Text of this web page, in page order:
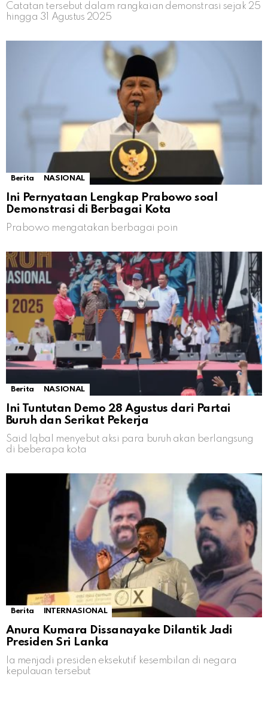
Catatan tersebut dalam rangkaian demonstrasi sejak 25
hingga 31 Agustus 2025
Berita NASIONAL
Ini Pernyataan Lengkap Prabowo soal
Demonstrasi di Berbagai Kota
Prabowo mengatakan berbagai poin
Berita NASIONAL
Ini Tuntutan Demo 28 Agustus dari Partai
Buruh dan Serikat Pekerja
Said Iqbal menyebut aksi para buruh akan berlangsung
di beberapa kota
Berita INTERNASIONAL
Anura Kumara Dissanayake Dilantik Jadi
Presiden Sri Lanka
Ia menjadi presiden eksekutif kesembilan di negara
kepulauan tersebut